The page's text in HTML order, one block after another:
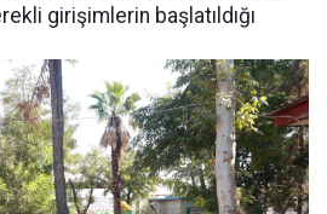
girişimlerin başlatıldığı